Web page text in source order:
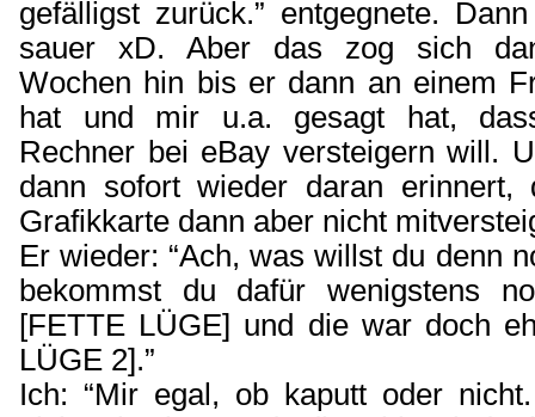
gefälligst zurück.” entgegnete.
sauer xD. Aber das zog sich
Wochen hin bis er dann an einem
hat und mir u.a. gesagt hat,
Rechner bei eBay versteigern will.
dann sofort wieder daran erinnert,
Grafikkarte dann aber nicht
Er wieder: “Ach, was willst du denn
bekommst du dafür wenigstens
[FETTE LÜGE] und die war doch
LÜGE 2].”
Ich: “Mir egal, ob kaputt oder